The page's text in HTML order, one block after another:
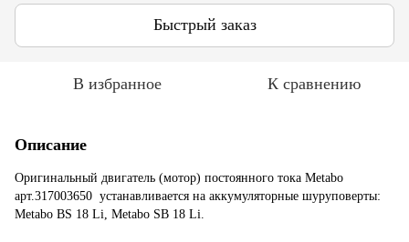
Быстрый заказ
В избранное К сравнению
Описание
Оригинальный двигатель (мотор) постоянного тока Metabo
арт.317003650 устанавливается на аккумуляторные шуруповерты:
Metabo BS 18 Li, Metabo SB 18 Li.